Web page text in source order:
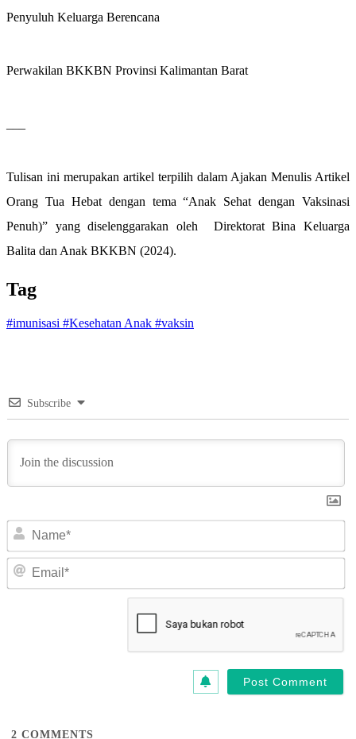
Penyuluh Keluarga Berencana
Perwakilan BKKBN Provinsi Kalimantan Barat
Tulisan ini merupakan artikel terpilih dalam Ajakan Menulis Artikel
Orang Tua Hebat dengan tema “Anak Sehat dengan Vaksinasi
Penuh)” yang diselenggarakan oleh Direktorat Bina Keluarga
Balita dan Anak BKKBN (2024).
Tag
#imunisasi #Kesehatan Anak #vaksin
Subscribe
2 COMMENTS